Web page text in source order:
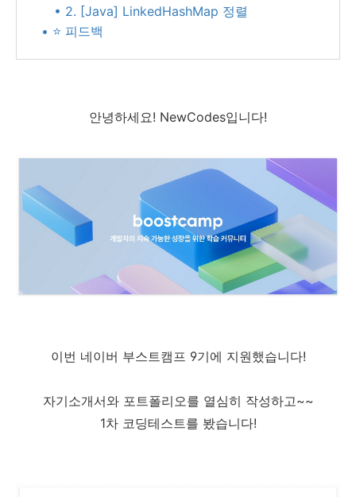
• 2. [Java] LinkedHashMap 정렬
• ⭐️ 피드백
안녕하세요! NewCodes입니다!
이번 네이버 부스트캠프 9기에 지원했습니다!
자기소개서와 포트폴리오를 열심히 작성하고~~
1차 코딩테스트를 봤습니다!